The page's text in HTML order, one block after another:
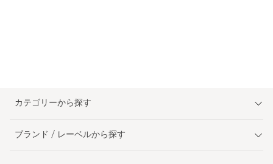
カテゴリーから探す
ブランド / レーベルから探す